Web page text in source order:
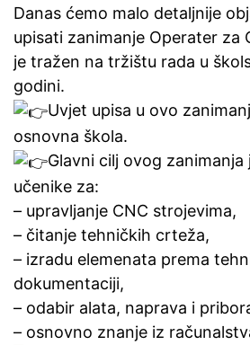
Danas ćemo malo detaljnije
upisati zanimanje Operater za
je tražen na tržištu rada u
godini.
Uvjet upisa u ovo
osnovna škola.
Glavni cilj ovog
učenike za:
– upravljanje CNC strojevima,
– čitanje tehničkih crteža,
– izradu elemenata prema
dokumentaciji,
– odabir alata, naprava i
– osnovno znanje iz